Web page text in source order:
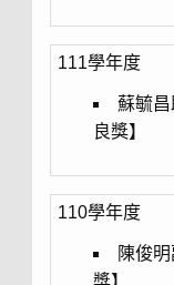
111學年度
蘇毓
良獎】
110學年度
陳俊
獎】